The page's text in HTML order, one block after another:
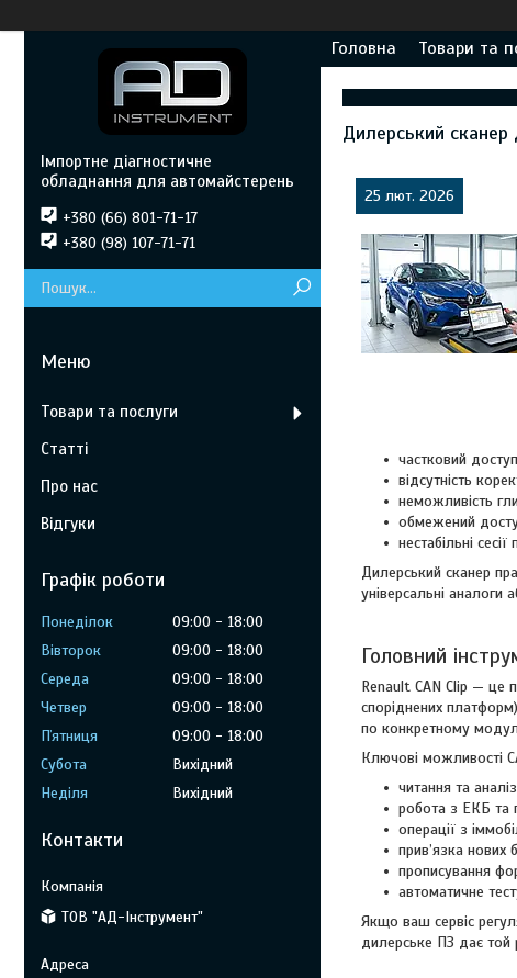
Головна Товари та
Дилерський
25 лют. 2026
частковий
відсутність
неможливість
обмежений
нестабільні
Дилерський сканер
універсальні аналоги
Головний
Renault CAN Clip — це
споріднених
по конкретному
Ключові можливості
читання та
робота з ЕКБ та
операції з
прив’язка нових
прописування
автоматичне
Якщо ваш сервіс
дилерське ПЗ дає той
Імпортне діагностичне
обладнання для автомайстерень
+380 (66) 801-71-17
+380 (98) 107-71-71
Товари та послуги
Статті
Про нас
Відгуки
Графік роботи
Понеділок 09:00
18:00
Вівторок
09:00
18:00
Середа
09:00
18:00
Четвер
09:00
18:00
Пʼятниця
09:00
18:00
Субота
Вихідний
Неділя
Вихідний
Контакти
ТОВ "АД-Інструмент"